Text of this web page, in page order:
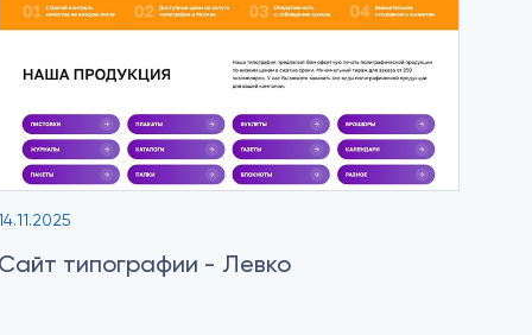
Сайт типографии - Левко